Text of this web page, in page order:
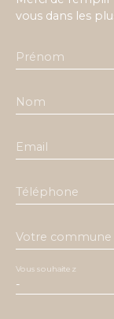
vous dans les
Prénom
Nom
Email
Téléphone
Votre commune
-
Vous souhaitez